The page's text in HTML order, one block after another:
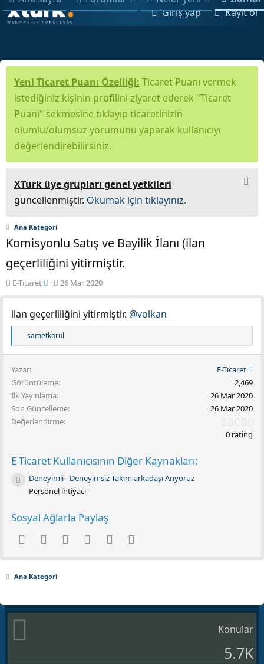
Giriş yap Kayıt ol
Yeni Ticaret Puanı Özelliği: Ticaret Puanı vermek
istediğiniz kişinin profilini ziyaret ederek "Ticaret
Puanı" sekmesine tıklayıp ticaretinizin
olumlu/olumsuz yorumunu yaparak kullanıcıyı
değerlendirebilirsiniz.
XTurk üye grupları genel yetkileri
güncellenmiştir. Okumak için tıklayınız.
Ana Kategori
Komisyonlu Satış ve Bayilik İlanı (ilan
geçerliliğini yitirmiştir.
Y
a
z
a
E-Ticaret
O
l
u
ş
t
u
l
a
t
i
h
26 Mar 2020
ilan geçerliliğini yitirmiştir. @volkan
T
e
k
i
l
e
sametkorul
Yazar
E-Ticaret
Görüntüleme
2,469
İlk Yayınlama
26 Mar 2020
Son Güncelleme
26 Mar 2020
Değerlendirme
0 rating
E-Ticaret Kullanıcısının Diğer Kaynakları;
Kaynak ikonu
Deneyimli - Deneyimsiz Takım arkadaşı Arıyoruz
Personel ihtiyacı
Sosyal Ağlarla Paylaş
Facebook
Twitter Pinterest
Tumblr WhatsApp
Ana Kategori
Konular
5.7K